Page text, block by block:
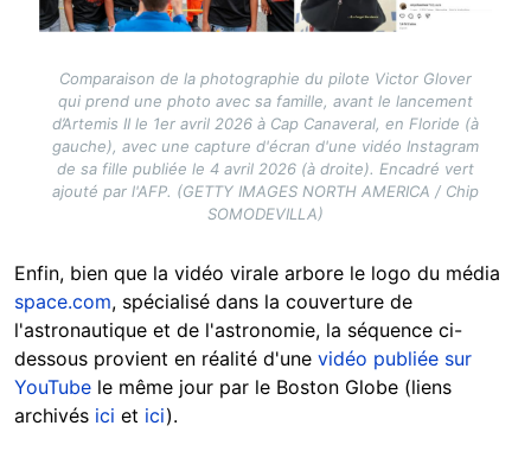
Comparaison de la photographie du pilote Victor Glover
qui prend une photo avec sa famille, avant le lancement
d’Artemis II le 1er avril 2026 à Cap Canaveral, en Floride (à
gauche), avec une capture d'écran d'une vidéo Instagram
de sa fille publiée le 4 avril 2026 (à droite). Encadré vert
ajouté par l'AFP. (GETTY IMAGES NORTH AMERICA / Chip
SOMODEVILLA)
Enfin, bien que la vidéo virale arbore le logo du média
space.com, spécialisé dans la couverture de
l'astronautique et de l'astronomie, la séquence ci-
dessous provient en réalité d'une vidéo publiée sur
YouTube le même jour par le Boston Globe (liens
archivés ici et ici).